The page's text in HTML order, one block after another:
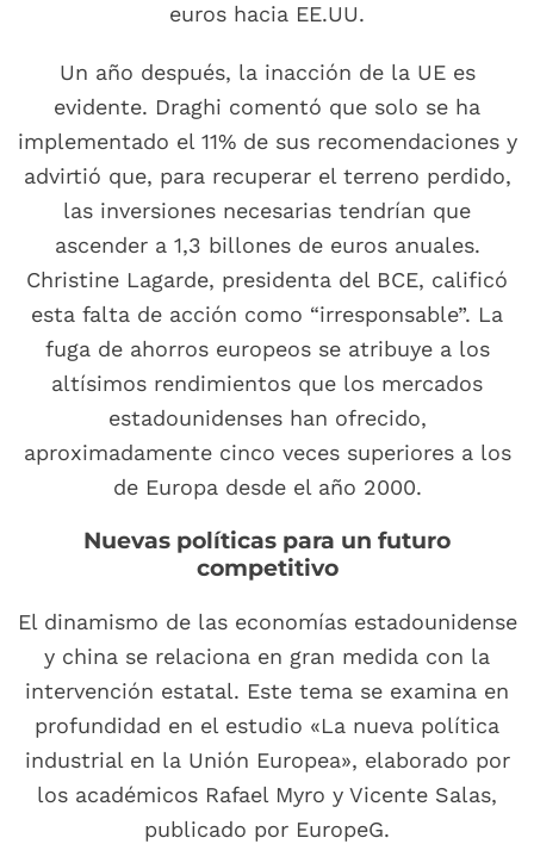
euros hacia EE.UU.
Un año después, la inacción de la UE es
evidente. Draghi comentó que solo se ha
implementado el 11% de sus recomendaciones y
advirtió que, para recuperar el terreno perdido,
las inversiones necesarias tendrían que
ascender a 1,3 billones de euros anuales.
Christine Lagarde, presidenta del BCE, calificó
esta falta de acción como “irresponsable”. La
fuga de ahorros europeos se atribuye a los
altísimos rendimientos que los mercados
estadounidenses han ofrecido,
aproximadamente cinco veces superiores a los
de Europa desde el año 2000.
Nuevas políticas para un futuro
competitivo
El dinamismo de las economías estadounidense
y china se relaciona en gran medida con la
intervención estatal. Este tema se examina en
profundidad en el estudio «La nueva política
industrial en la Unión Europea», elaborado por
los académicos Rafael Myro y Vicente Salas,
publicado por EuropeG.